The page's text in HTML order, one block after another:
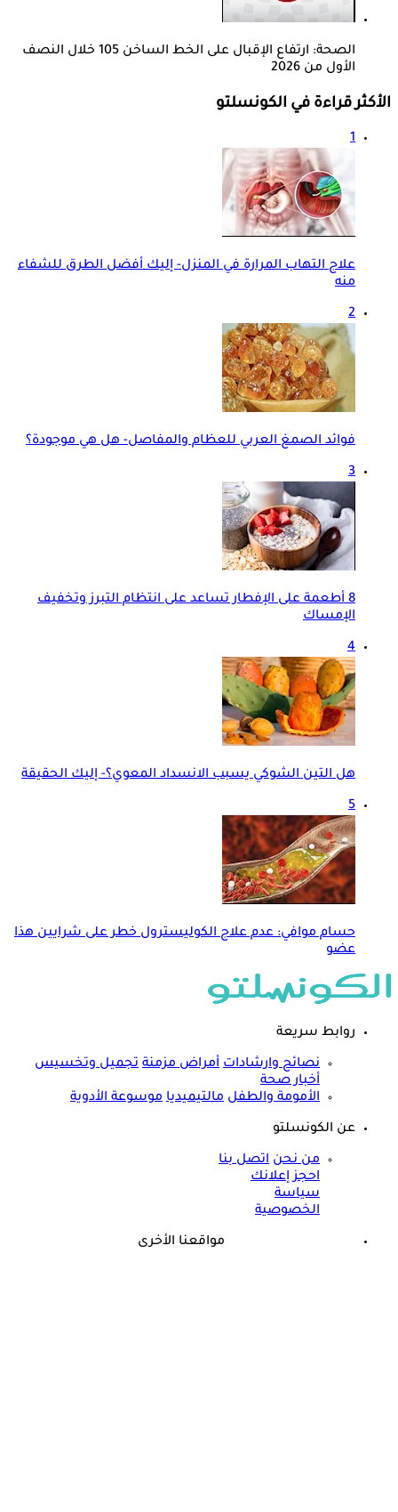
الصحة: ارتفاع الإقبال على الخط الساخن 105 خلال النصف
الأول من 2026
الأكثر قراءة في الكونسلتو
1
علاج التهاب المرارة في المنزل- إليك أفضل الطرق للشفاء
منه
2
فوائد الصمغ العربي للعظام والمفاصل- هل هي موجودة؟
3
8 أطعمة على الإفطار تساعد على انتظام التبرز وتخفيف
الإمساك
4
هل التين الشوكي يسبب الانسداد المعوي؟- إليك الحقيقة
5
حسام موافي: عدم علاج الكوليسترول خطر على شرايين هذا
عضو
روابط سريعة
نصائح وارشادات أمراض مزمنة تجميل وتخسيس
أخبار صحة
الأمومة والطفل مالتيميديا موسوعة الأدوية
عن الكونسلتو
من نحن اتصل بنا
احجز إعلانك
سياسة
الخصوصية
مواقعنا الأخرى